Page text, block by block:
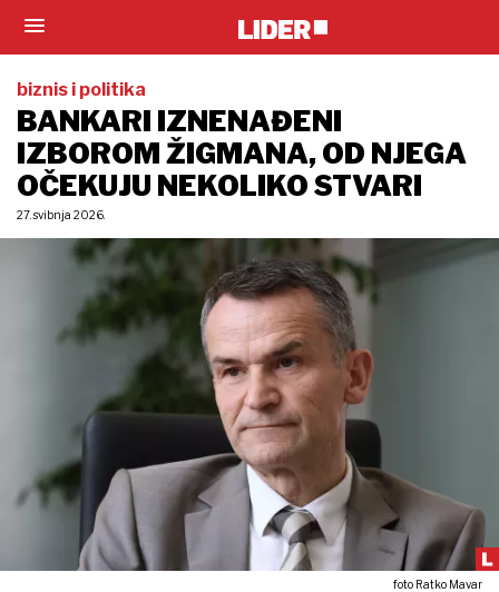
biznis i politika
BANKARI IZNENAĐENI
IZBOROM ŽIGMANA, OD NJEGA
OČEKUJU NEKOLIKO STVARI
27. svibnja 2026.
foto Ratko Mavar